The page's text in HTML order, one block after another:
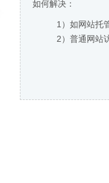
如何解决：
1）如网站托
2）普通网站